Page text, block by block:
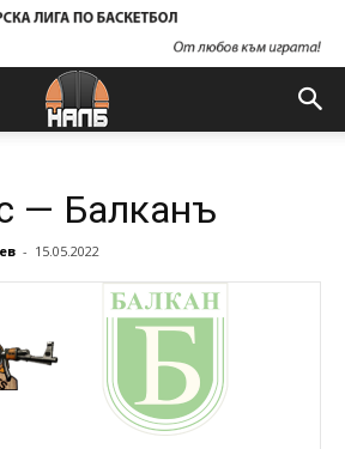
— Балканъ
- 15.05.2022